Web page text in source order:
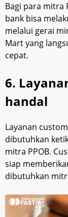
Bagi para mitra
bank bisa
melalui gerai
Mart yang
cepat.
6.
handal
Layanan
dibutuhkan
mitra PPOB.
siap
dibutuhkan